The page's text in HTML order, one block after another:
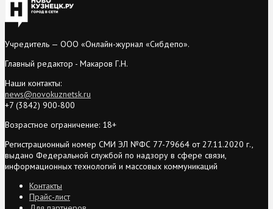
Учредитель — ООО «Онлайн-журнал «Сибдепо».
Главный редактор - Макаров Г.Н.
Наши контакты:
news@novokuznetsk.ru
+7 (3842) 900-800
Возрастное ограничение: 18+
Регистрационный номер СМИ ЭЛ №ФС 77-79664 от 27.11.2020 г.,
выдано Федеральной службой по надзору в сфере связи,
информационных технологий и массовых коммуникаций
Контакты
Прайс-лист